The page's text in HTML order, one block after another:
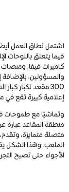
اشتمل نطاق العمل
فيما يتعلق باللوحات
كاميرات فيفا،
والمسؤولين،
إعلامية كبيرة تقع في
وتماشيًا مع طموحات
منطقة المقاعد
متصلة متمايزة،
الملعب. وهذا الشكل
الأجواء حتى تصبح